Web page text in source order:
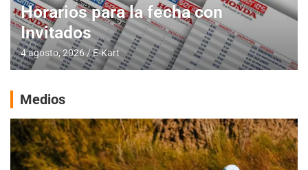
Horarios para la fecha con
Invitados
4 agosto, 2026 E-Kart
Medios